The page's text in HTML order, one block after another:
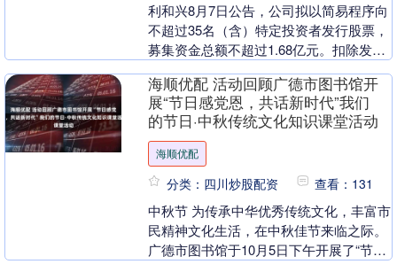
利和兴8月7日公告，公司拟以简易程序向
不超过35名（含）特定投资者发行股票，
募集资金总额不超过1.68亿元。扣除发行
精密零部....
海顺优配 活动回顾广德市图书馆开
展“节日感党恩，共话新时代”我们
的节日·中秋传统文化知识课堂活动
海顺优配
分类：四川炒股配资 查看：131
中秋节 为传承中华优秀传统文化，丰富市
民精神文化生活，在中秋佳节来临之际。
广德市图书馆于10月5日下午开展了“节日